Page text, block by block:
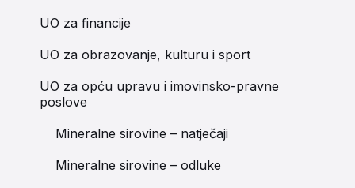
UO za financije
UO za obrazovanje, kulturu i sport
UO za opću upravu i imovinsko-pravne
poslove
Mineralne sirovine – natječaji
Mineralne sirovine – odluke